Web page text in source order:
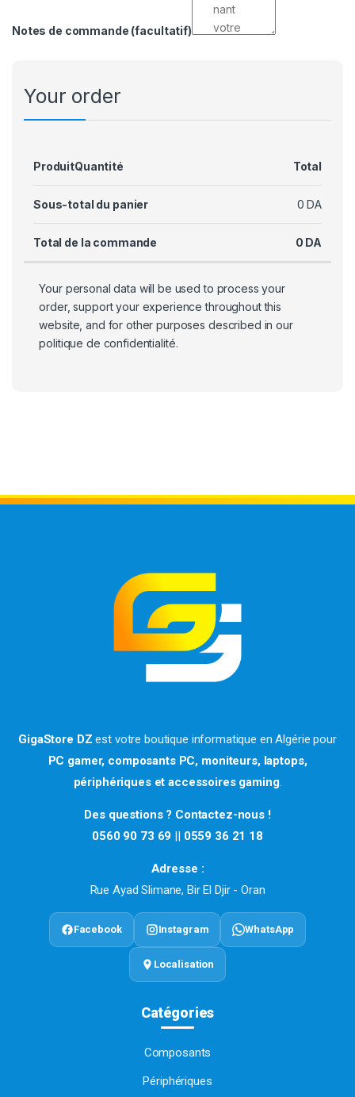
Notes de commande (facultatif)
Your order
ProduitQuantité Total
Sous-total du panier 0 DA
Total de la commande 0 DA
Your personal data will be used to process your
order, support your experience throughout this
website, and for other purposes described in our
politique de confidentialité.
GigaStore DZ est votre boutique informatique en Algérie pour
PC gamer, composants PC, moniteurs, laptops,
périphériques et accessoires gaming.
Des questions ? Contactez-nous !
0560 90 73 69 || 0559 36 21 18
Adresse :
Rue Ayad Slimane, Bir El Djir - Oran
Facebook Instagram WhatsApp
Localisation
Catégories
Composants
Périphériques